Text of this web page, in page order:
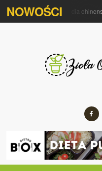
NOWOŚCI
Kiwi (Actinidia chinensis)